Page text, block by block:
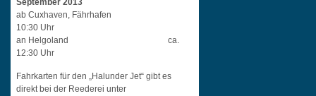
September 2013
ab Cuxhaven, Fährhafen
10:30 Uhr
an Helgoland ca.
12:30 Uhr
Fahrkarten für den „Halunder Jet“ gibt es
direkt bei der Reederei unter